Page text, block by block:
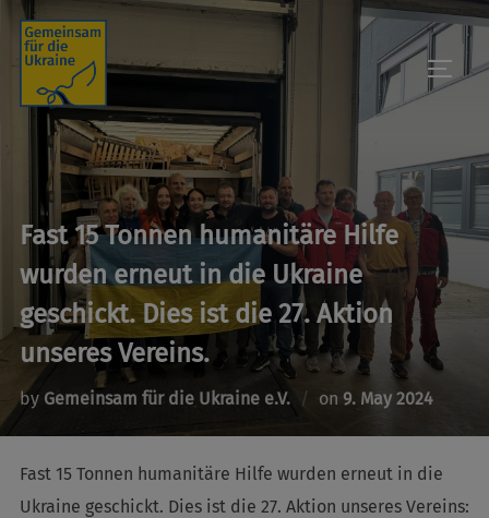
Skip
Fast 15 Tonnen humanitäre Hilfe
wurden erneut in die Ukraine
geschickt. Dies ist die 27. Aktion
unseres Vereins.
by Gemeinsam für die Ukraine e.V. on Posted
9. May 2024
Fast 15 Tonnen humanitäre Hilfe wurden erneut in die
Ukraine geschickt. Dies ist die 27. Aktion unseres Vereins: